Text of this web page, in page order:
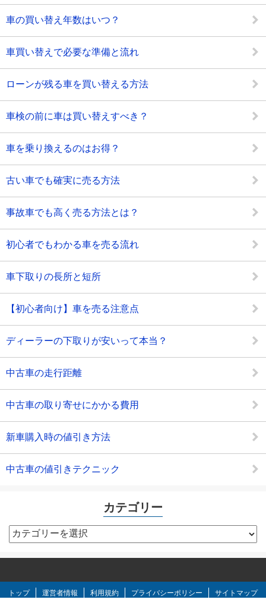
車の買い替え年数はいつ？
車買い替えで必要な準備と流れ
ローンが残る車を買い替える方法
車検の前に車は買い替えすべき？
車を乗り換えるのはお得？
古い車でも確実に売る方法
事故車でも高く売る方法とは？
初心者でもわかる車を売る流れ
車下取りの長所と短所
【初心者向け】車を売る注意点
ディーラーの下取りが安いって本当？
中古車の走行距離
中古車の取り寄せにかかる費用
新車購入時の値引き方法
中古車の値引きテクニック
カテゴリー
カ
テ
ゴ
ートップ 運営者情報 利用規約 プライバシーポリシー
サイトマップ